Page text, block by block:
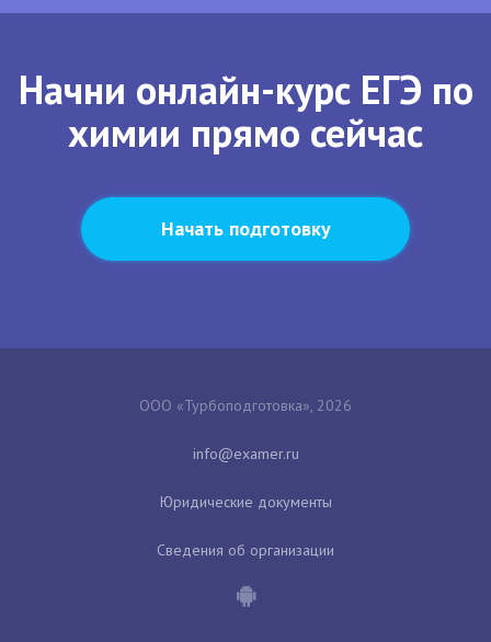
Начни онлайн-курс ЕГЭ по
химии прямо сейчас
Начать подготовку
ООО «Турбоподготовка», 2026
Юридические документы
Сведения об организации